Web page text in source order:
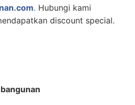
. Hubungi kami
discount special.